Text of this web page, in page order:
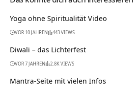
Yoga ohne Spiritualität Video
VOR 10 JAHREN 443 VIEWS
Diwali – das Lichterfest
VOR 7 JAHREN 2.8K VIEWS
Mantra-Seite mit vielen Infos